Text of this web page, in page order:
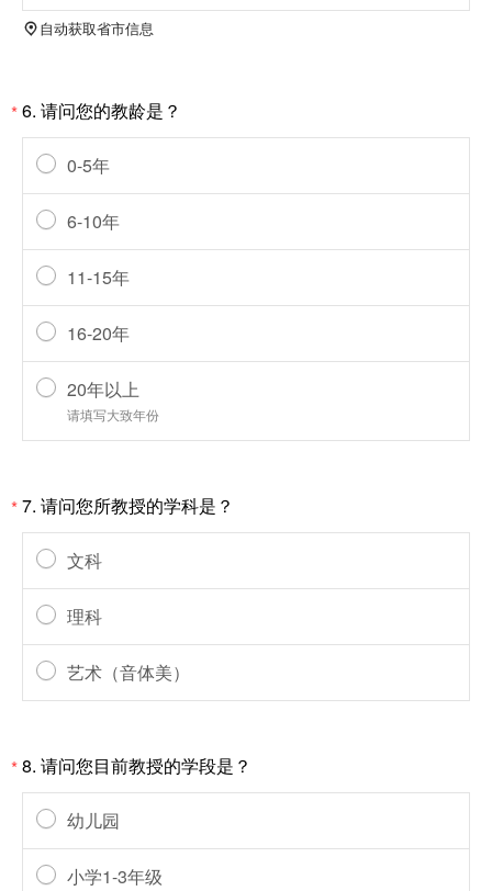
自动获取省市信息
*6. 请问您的教龄是？
0-5年
6-10年
11-15年
16-20年
20年以上
请填写大致年份
*7. 请问您所教授的学科是？
文科
理科
艺术（音体美）
*8. 请问您目前教授的学段是？
幼儿园
小学1-3年级